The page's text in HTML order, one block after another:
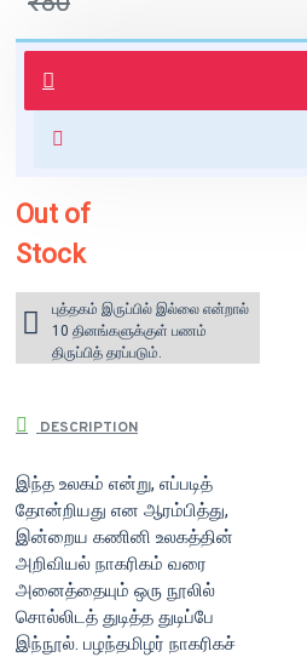
புத்தகம் 3 - 7 நாட்களில் அனுப்பி
வைக்கப்படும்.
for orders above ₹1000 within
Out of
Stock
புத்தகம் இருப்பில் இல்லை என்றால்
10 தினங்களுக்குள் பணம்
திருப்பித் தரப்படும்.
DESCRIPTION
இந்த உலகம் என்று, எப்படித்
தோன்றியது என ஆரம்பித்து,
இன்றைய கணினி உலகத்தின்
அறிவியல் நாகரிகம் வரை
அனைத்தையும் ஒரு நூலில்
சொல்லிடத் துடித்த துடிப்பே
இந்நூல். பழந்தமிழர் நாகரிகச்